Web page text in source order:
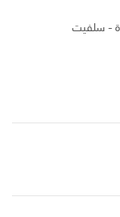
- سلفيت